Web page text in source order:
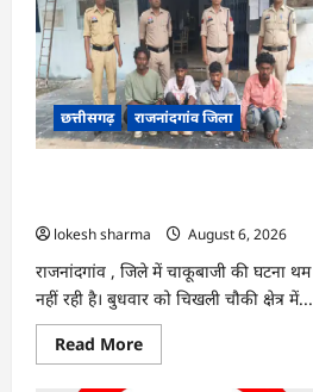
सीधी
भर्ती
के
लिए
जारी
विज्ञापन
में
संशोधन…
छत्तीसगढ़ राजनांदगांव जिला
lokesh sharma
August 6, 2026
राजनांदगांव , जिले में चाकूबाजी की घटना थम
नहीं रही है। बुधवार को चिखली चौकी क्षेत्र में...
Read MoreRead
more